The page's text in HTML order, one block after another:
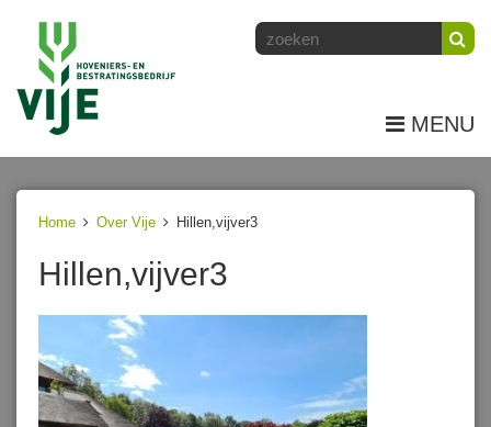
MENU
Home Over Vije Hillen,vijver3
Hillen,vijver3